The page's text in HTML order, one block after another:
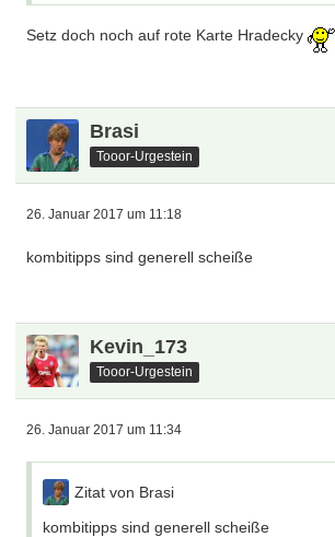
Setz doch noch auf rote Karte Hradecky
Brasi
Tooor-Urgestein
26. Januar 2017 um 11:18
kombitipps sind generell scheiße
Kevin_173
Tooor-Urgestein
26. Januar 2017 um 11:34
Zitat von Brasi
kombitipps sind generell scheiße